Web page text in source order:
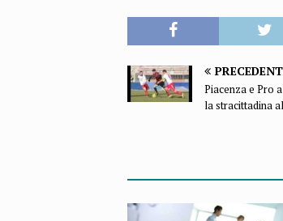
Piacenza e Pro
la stracittadina